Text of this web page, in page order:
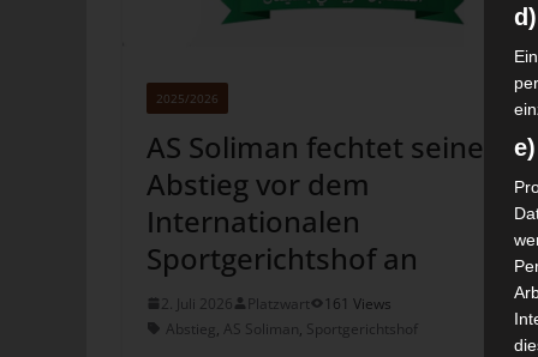
2025/2026
AS Soliman fechtet seinen
Abstieg vor dem
Internationalen
Sportgerichtshof an
2. Juli 2026 Platzwart
161 Views
Abstieg, AS Soliman, Sportgerichtshof